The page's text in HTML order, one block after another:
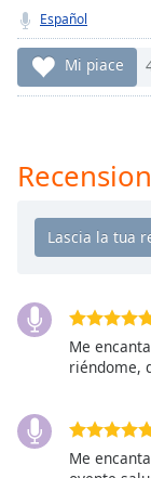
live
LIVE
Remaining
Time-
Rate
Chapters
Chapters
Descriptions
descriptions
Subtitles
subtitles
Español
Mi piace
Me
riéndome,
Me